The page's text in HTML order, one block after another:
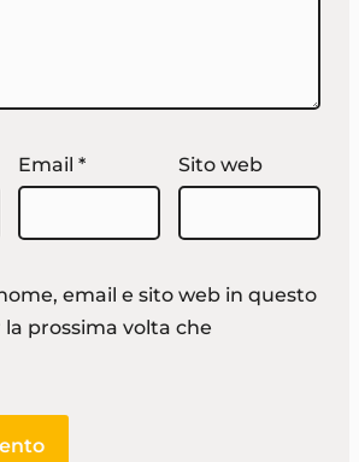
Email * Sito web
email e sito web in questo
prossima volta che